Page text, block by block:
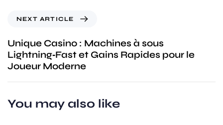
NEXT ARTICLE
Unique Casino : Machines à sous
Lightning‑Fast et Gains Rapides pour le
Joueur Moderne
You may also like